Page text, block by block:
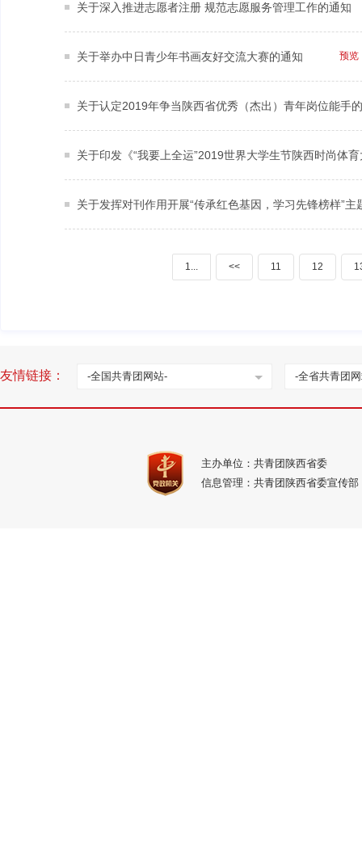
关于深入推进志愿者注册 规范志愿服务管理工作的通知
关于举办中日青少年书画友好交流大赛的通知 预览
关于认定2019年争当陕西省优秀（杰出）青年岗位能手
关于印发《“我要上全运”2019世界大学生节陕西时尚体
关于发挥对刊作用开展“传承红色基因，学习先锋榜样”主
1... << 11 12
友情链接： -全国共青团网站- -全省共青团
主办单位：共青团陕西省委
信息管理：共青团陕西省委宣传部